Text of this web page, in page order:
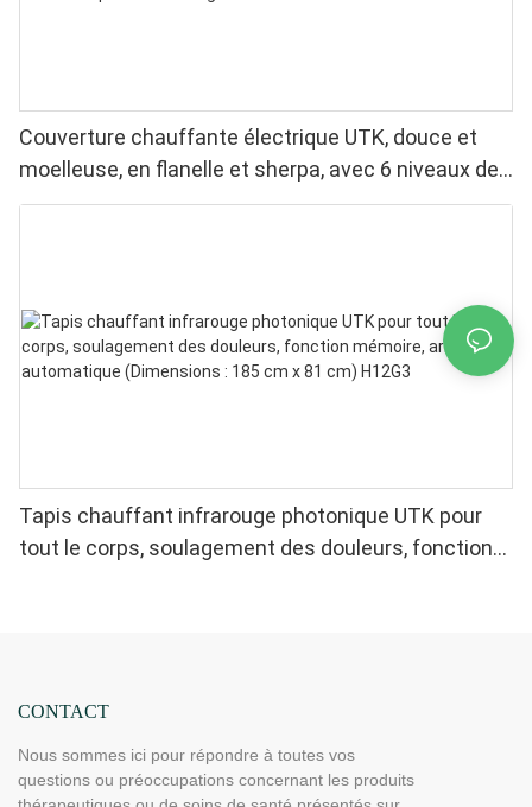
Couverture chauffante électrique UTK, douce et
moelleuse, en flanelle et sherpa, avec 6 niveaux de
chaleur, arrêt automatique et chauffage uniforme.
Tapis chauffant infrarouge photonique UTK pour
tout le corps, soulagement des douleurs, fonction
CONTACT
Nous sommes ici pour répondre à toutes vos
questions ou préoccupations concernant les produits